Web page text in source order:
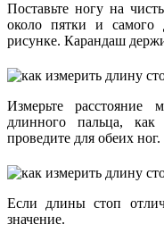
Поставьте ногу на
около пятки и самого
рисунке. Карандаш
Измерьте
длинного пальца,
проведите для обеих ног.
Если длины стоп
значение.